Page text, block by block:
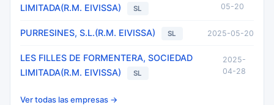
LIMITADA(R.M. EIVISSA)
SL
05-20
PURRESINES, S.L.(R.M. EIVISSA) SL 2025-05-20
LES FILLES DE FORMENTERA, SOCIEDAD
LIMITADA(R.M. EIVISSA)
SL
2025-
04-28
Ver todas las empresas →